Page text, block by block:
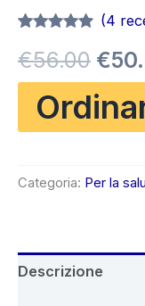
su 5 su
base di
recensioni
(4
€56.00 Il
€
Categoria: Per la
Descrizione